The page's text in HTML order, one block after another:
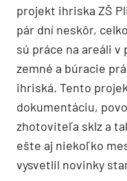
projekt ihriska ZŠ
pár dní neskôr,
sú práce na areáli v
zemné a búracie
ihriská. Tento
dokumentáciu,
zhotoviteľa sklz a
ešte aj niekoľko
vysvetlil novinky